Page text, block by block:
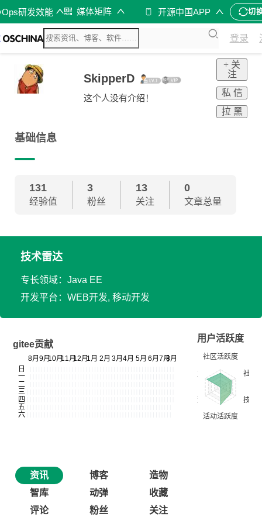
研发效能 媒体矩阵 开源中国APP 切
登录
SkipperD
这个人没有介绍！
+ 关
注
私 信
拉 黑
基础信息
131
经验值
3
粉丝
13
关注
0
文章总量
技术雷达
专长领域：Java EE
开发平台：WEB开发, 移动开发
gitee贡献
用户活跃度
资讯 博客
造物
智库
动弹
收藏
评论
粉丝 关注